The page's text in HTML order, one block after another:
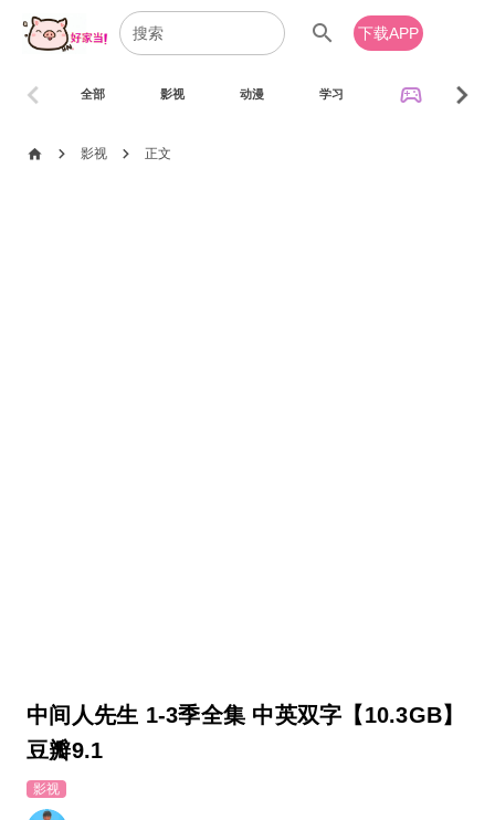
search 下载APP
全部 影视 动漫 学习 sports_esports
chevron_left chevron_right
home chevron_right 影视 chevron_right 正文
中间人先生 1-3季全集 中英双字【10.3GB】
豆瓣9.1
影视